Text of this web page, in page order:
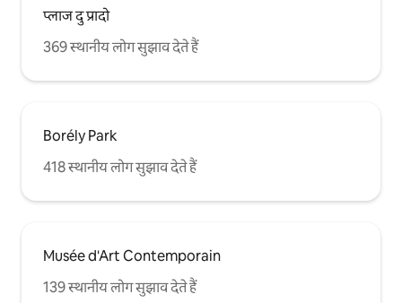
प्लाज दु प्रादो
369 स्थानीय लोग सुझाव देते हैं
Borély Park
418 स्थानीय लोग सुझाव देते हैं
Musée d'Art Contemporain
139 स्थानीय लोग सुझाव देते हैं